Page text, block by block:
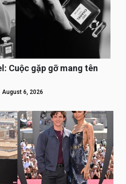
Cuộc gặp gỡ mang tên
August 6, 2026